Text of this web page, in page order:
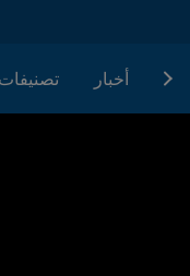
أخبار تصنيفات